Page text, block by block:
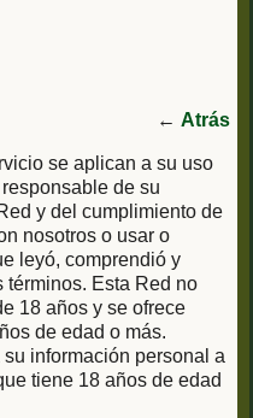
← Atrás
se aplican a su uso
de su
y del cumplimiento de
nosotros o usar o
leyó, comprendió y
términos. Esta Red no
18 años y se ofrece
de edad o más.
información personal a
tiene 18 años de edad